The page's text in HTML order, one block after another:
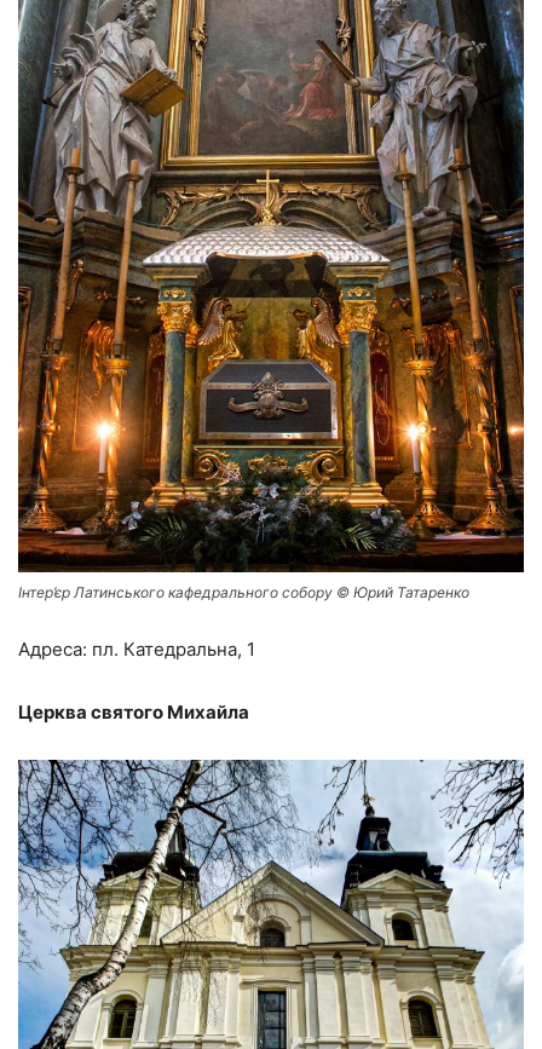
Інтер’єр Латинського кафедрального собору © Юрий Татаренко
Адреса: пл. Катедральна, 1
Церква святого Михайла